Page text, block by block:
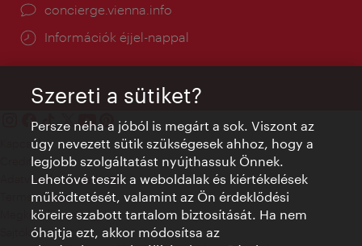
concierge.vienna.info
Információk éjjel-nappal
Kapcsolat
Credits
Adatvédelmi nyilatkozat
Terms of Use
Megközelíthetőség
Sajtókapcsolat
Szereti a sütiket?
Persze néha a jóból is megárt a sok. Viszont az
úgy nevezett sütik szükségesek ahhoz, hogy a
legjobb szolgáltatást nyújthassuk Önnek.
Lehetővé teszik a weboldalak és kiértékelések
működtetését, valamint az Ön érdeklődési
köreire szabott tartalom biztosítását. Ha nem
óhajtja ezt, akkor módosítsa az